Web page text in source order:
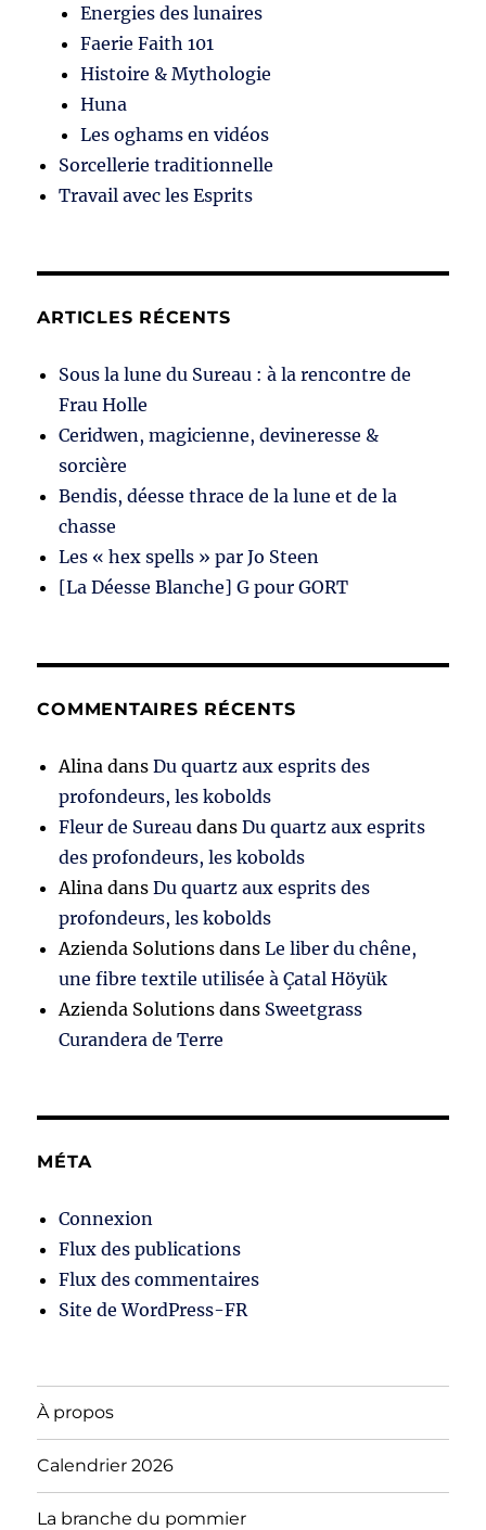
Energies des lunaires
Faerie Faith 101
Histoire & Mythologie
Huna
Les oghams en vidéos
Sorcellerie traditionnelle
Travail avec les Esprits
ARTICLES RÉCENTS
Sous la lune du Sureau : à la rencontre de
Frau Holle
Ceridwen, magicienne, devineresse &
sorcière
Bendis, déesse thrace de la lune et de la
chasse
Les « hex spells » par Jo Steen
[La Déesse Blanche] G pour GORT
COMMENTAIRES RÉCENTS
Alina dansDu quartz aux esprits des
profondeurs, les kobolds
Fleur de Sureau dansDu quartz aux esprits
des profondeurs, les kobolds
Alina dansDu quartz aux esprits des
profondeurs, les kobolds
Azienda Solutions dansLe liber du chêne,
une fibre textile utilisée à Çatal Höyük
Azienda Solutions dans Sweetgrass
Curandera de Terre
MÉTA
Connexion
Flux des publications
Flux des commentaires
Site de WordPress-FR
À propos
Calendrier 2026
La branche du pommier